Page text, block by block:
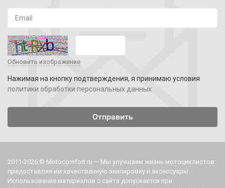
Обновить изображение
Нажимая на кнопку подтверждения, я принимаю условия
политики обработки персональных данных
2011-2026 © Motocomfort.ru — Мы улучшаем жизнь мотоциклистов
предоставляя им качественную экипировку и аксессуары.
Использование материалов с сайта допускается при